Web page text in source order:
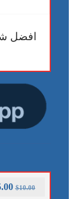
افضل
$10.00